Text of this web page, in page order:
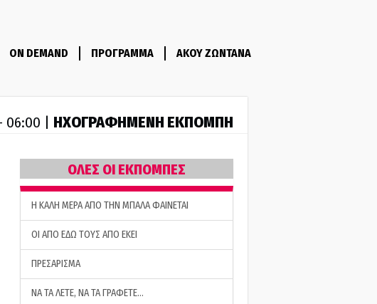
ON DEMAND ΠΡΟΓΡΑΜΜΑ ΑΚΟΥ ΖΩΝΤΑΝΑ
06:00 | ΗΧΟΓΡΑΦΗΜΕΝΗ ΕΚΠΟΜΠΗ
ΟΛΕΣ ΟΙ ΕΚΠΟΜΠΕΣ
H ΚΑΛΗ ΜΕΡΑ ΑΠΟ ΤΗΝ ΜΠΑΛΑ ΦΑΙΝΕΤΑΙ
ΟΙ ΑΠΟ ΕΔΩ ΤΟΥΣ ΑΠΟ ΕΚΕΙ
ΠΡΕΣΑΡΙΣΜΑ
ΝΑ ΤΑ ΛΕΤΕ, ΝΑ ΤΑ ΓΡΑΦΕΤΕ…